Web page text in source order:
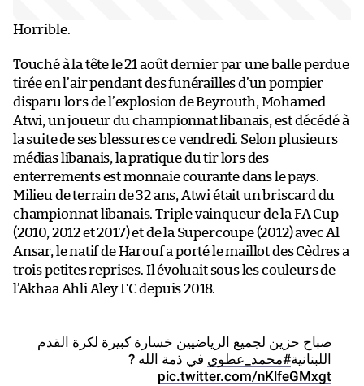
Horrible.
Touché à la tête le 21 août dernier par une balle perdue
tirée en l’air pendant des funérailles d’un pompier
disparu lors de l’explosion de Beyrouth, Mohamed
Atwi, un joueur du championnat libanais, est décédé à
la suite de ses blessures ce vendredi. Selon plusieurs
médias libanais, la pratique du tir lors des
enterrements est monnaie courante dans le pays.
Milieu de terrain de 32 ans, Atwi était un briscard du
championnat libanais. Triple vainqueur de la FA Cup
(2010, 2012 et 2017) et de la Supercoupe (2012) avec Al
Ansar, le natif de Harouf a porté le maillot des Cèdres a
trois petites reprises. Il évoluait sous les couleurs de
l’Akhaa Ahli Aley FC depuis 2018.
صباح حزين لجميع الرياضيين خسارة كبيرة لكرة القدم
اللبنانية#محمد_عطوي في ذمة الله ?
pic.twitter.com/nKlfeGMxgt